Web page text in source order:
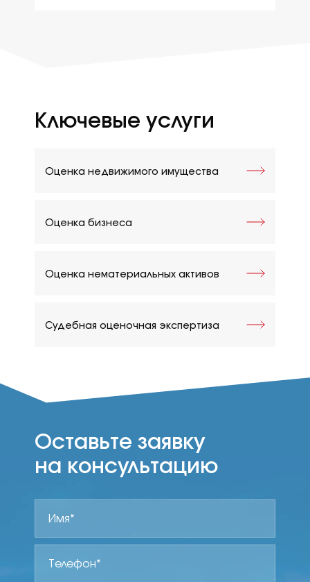
Ключевые услуги
Оценка недвижимого имущества
Оценка бизнеса
Оценка нематериальных активов
Судебная оценочная экспертиза
Оставьте заявку
на консультацию